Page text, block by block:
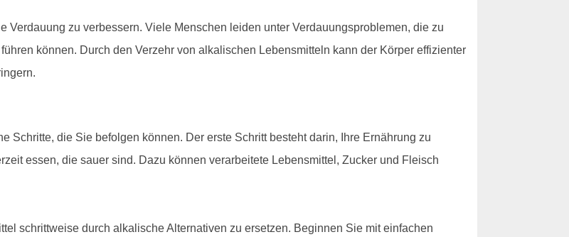
Verdauung zu verbessern. Viele Menschen leiden unter Verdauungsproblemen, die zu
können. Durch den Verzehr von alkalischen Lebensmitteln kann der Körper effizienter
Schritte, die Sie befolgen können. Der erste Schritt besteht darin, Ihre Ernährung zu
essen, die sauer sind. Dazu können verarbeitete Lebensmittel, Zucker und Fleisch
schrittweise durch alkalische Alternativen zu ersetzen. Beginnen Sie mit einfachen